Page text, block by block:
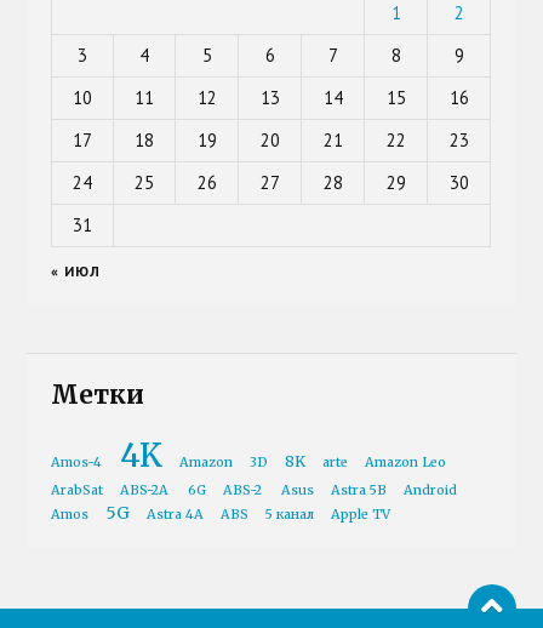
1
2
3
4 5 6 7 8
9
10
11 12 13 14 15
16
17
18 19 20 21 22
23
24
25 26 27 28 29
30
31
« ИЮЛ
Метки
Amos-4 4K Amazon 3D 8K arte
Amazon Leo
ArabSat
ABS-2A 6G ABS-2 Asus Astra 5B
Android
Amos
5G Astra 4A ABS 5 канал Apple TV